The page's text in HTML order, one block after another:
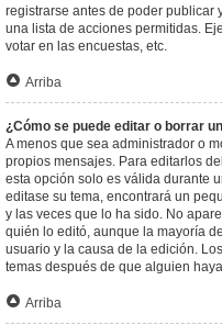
registrarse antes de poder publicar
una lista de acciones permitidas.
votar en las encuestas, etc.
Arriba
¿Cómo se puede editar o borrar
A menos que sea administrador o
propios mensajes. Para editarlos
esta opción solo es válida durante
editase su tema, encontrará un
y las veces que lo ha sido. No
quién lo editó, aunque la mayoría
usuario y la causa de la edición.
temas después de que alguien
Arriba